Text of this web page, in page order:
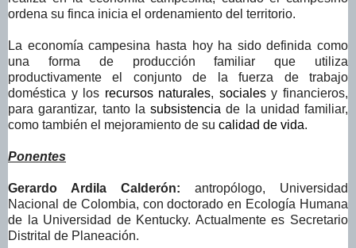
ordena su finca inicia el ordenamiento del territorio.
La economía campesina hasta hoy ha sido definida como
una forma de producción familiar que utiliza
productivamente el conjunto de la fuerza de trabajo
doméstica y los recursos naturales, socialesy financieros,
para garantizar, tanto la subsistencia de la unidad familiar,
como también el mejoramiento de su calidad de vida.
Ponentes
Gerardo Ardila Calderón: antropólogo, Universidad
Nacional de Colombia, con doctorado en Ecología Humana
de la Universidad de Kentucky. Actualmente es Secretario
Distrital de Planeación.